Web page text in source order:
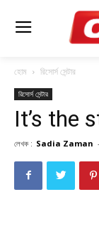
হোম রিসোর্স সেন্টার
রিসোর্স সেন্টার
It’s the
লেখক : Sadia Zaman -